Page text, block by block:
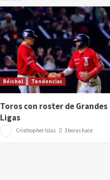
Béisbol Tendencias
Toros con roster de Grandes
Ligas
Cristhopher Islas 3 horas hace